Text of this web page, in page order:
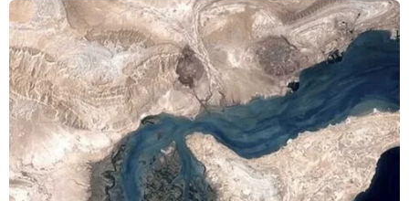
chiếm đoạt hơn 26 tỷ đồng sau gần 9
năm lẩn trốn
04/08/2026 10:53
Khởi tố 16 đối tường trong đường dây
tổ chức đánh bạc trực tuyến quy mô
lớn
04/08/2026 09:30